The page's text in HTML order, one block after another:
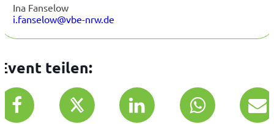
Ina Fanselow
i.fanselow@vbe-nrw.de
teilen: